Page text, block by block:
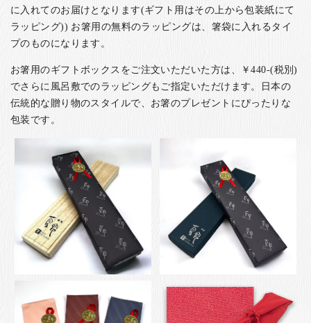
に入れてのお届けとなります(ギフト用はその上から包装紙にて
ラッピング)) お箸用の無料のラッピングは、箸袋に入れるタイ
プのものになります。
お箸用のギフトボックスをご注文いただいた方は、￥440-(税別)
でさらに風呂敷でのラッピングもご指定いただけます。日本の
伝統的な贈り物のスタイルで、お箸のプレゼントにぴったりな
包装です。